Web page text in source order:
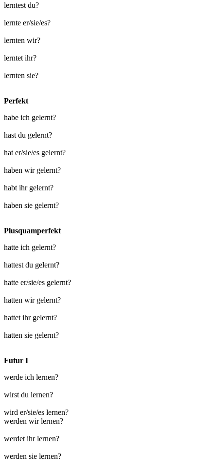
lerntest du?
lernte er/sie/es?
lernten wir?
lerntet ihr?
lernten sie?
Perfekt
habe ich gelernt?
hast du gelernt?
hat er/sie/es gelernt?
haben wir gelernt?
habt ihr gelernt?
haben sie gelernt?
Plusquamperfekt
hatte ich gelernt?
hattest du gelernt?
hatte er/sie/es gelernt?
hatten wir gelernt?
hattet ihr gelernt?
hatten sie gelernt?
Futur I
werde ich lernen?
wirst du lernen?
wird er/sie/es lernen?
werden wir lernen?
werdet ihr lernen?
werden sie lernen?